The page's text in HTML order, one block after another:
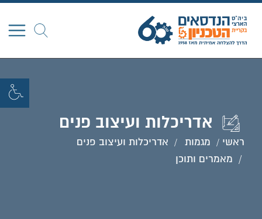
חפש
אדריכלות ועיצוב פנים
ראשי מגמות
אדריכלות ועיצוב פנים
מאמרים ותוכן